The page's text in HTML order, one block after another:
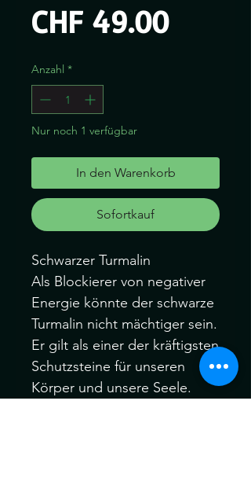
CHF 49.00Preis
Anzahl *
Nur noch 1 verfügbar
In den Warenkorb
Sofortkauf
Schwarzer Turmalin
Als Blockierer von negativer
Energie könnte der schwarze
Turmalin nicht mächtiger sein.
Er gilt als einer der kräftigsten
Schutzsteine für unseren
Körper und unsere Seele.